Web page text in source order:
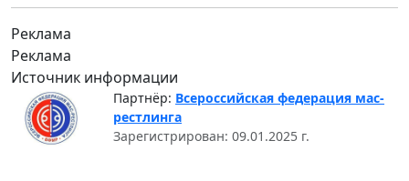
Реклама
Реклама
Источник информации
Партнёр: Всероссийская федерация мас-
рестлинга
Зарегистрирован: 09.01.2025 г.